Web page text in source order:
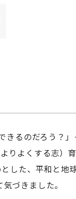
きるのだろう？」
りよくする志）
した、平和と地
づきました。